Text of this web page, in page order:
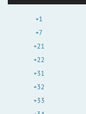
+1
+7
+21
+22
+31
+32
+33